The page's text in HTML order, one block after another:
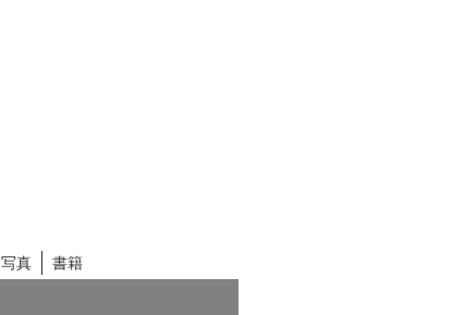
写真
書籍